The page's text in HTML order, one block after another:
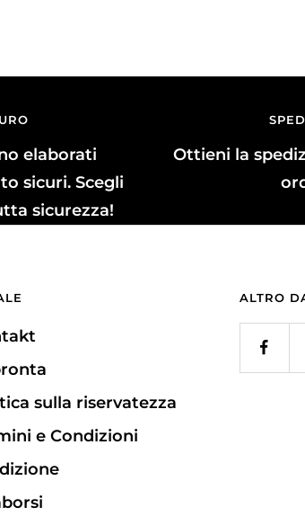
elaborati
sicuri. Scegli
sicurezza!
Ottieni la
sulla riservatezza
e Condizioni
ALTRO